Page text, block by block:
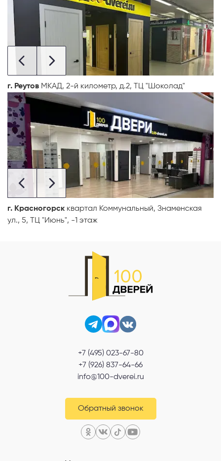
г. Реутов МКАД, 2-й километр, д.2, ТЦ "Шоколад"
г. Красногорск квартал Коммунальный, Знаменская
ул., 5, ТЦ "Июнь", -1 этаж
+7 (495) 023-67-80
+7 (926) 837-64-66
info@100-dverei.ru
Обратный звонок